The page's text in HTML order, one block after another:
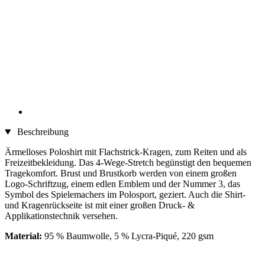
Beschreibung
Ärmelloses Poloshirt mit Flachstrick-Kragen, zum Reiten und als
Freizeitbekleidung. Das 4-Wege-Stretch begünstigt den bequemen
Tragekomfort. Brust und Brustkorb werden von einem großen
Logo-Schriftzug, einem edlen Emblem und der Nummer 3, das
Symbol des Spielemachers im Polosport, geziert. Auch die Shirt-
und Kragenrückseite ist mit einer großen Druck- &
Applikationstechnik versehen.
Material: 95 % Baumwolle, 5 % Lycra-Piqué, 220 gsm